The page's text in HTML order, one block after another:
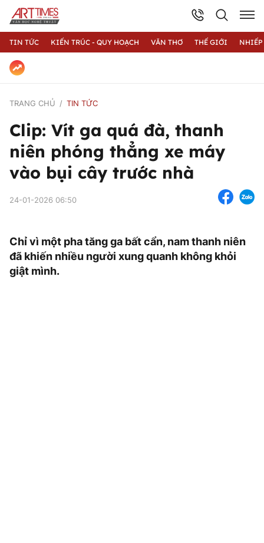
TIN TỨC KIẾN TRÚC - QUY HOẠCH VĂN THƠ THẾ GIỚI
TRANG CHỦ TIN TỨC
Clip: Vít ga quá đà, thanh
niên phóng thẳng xe máy
vào bụi cây trước nhà
24-01-2026 06:50
Chỉ vì một pha tăng ga bất cẩn, nam thanh niên
đã khiến nhiều người xung quanh không khỏi
giật mình.